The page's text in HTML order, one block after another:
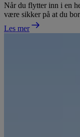
Når du flytter inn i en
være sikker på at du
Les mer